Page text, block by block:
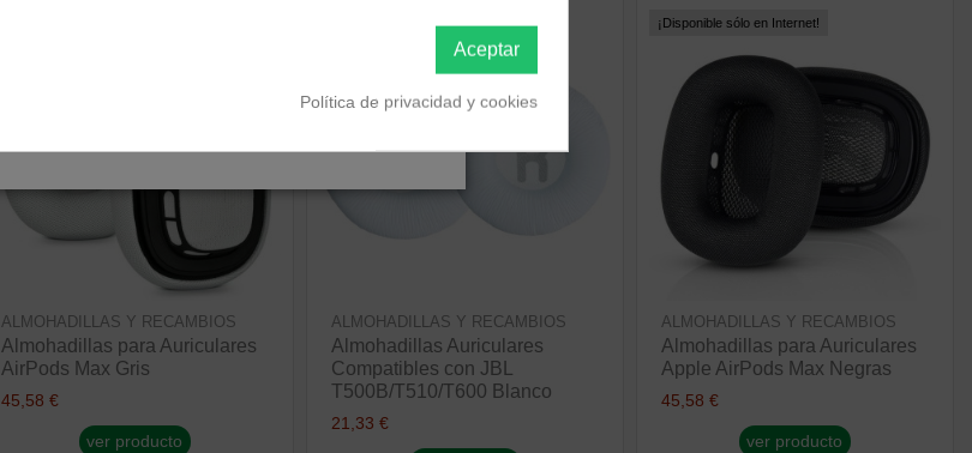
ALMOHADILLAS Y RECAMBIOS
Almohadillas para Auriculares
AirPods Max Gris
45,58 €
ver producto
¡Disponible sólo en Internet!
ALMOHADILLAS Y RECAMBIOS
Almohadillas Auriculares
Compatibles con JBL
T500B/T510/T600 Blanco
21,33 €
¡Disponible sólo en Internet!
ALMOHADILLAS Y RECAMBIOS
Almohadillas para Auriculares
Apple AirPods Max Negras
45,58 €
ver producto
Aceptar
Política de privacidad y cookies